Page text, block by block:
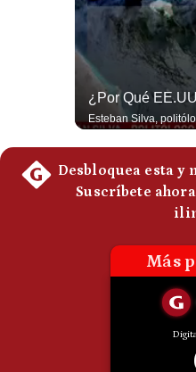
Condiciones
De
Cookies
Preguntas